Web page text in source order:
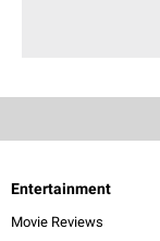
Entertainment
Movie Reviews